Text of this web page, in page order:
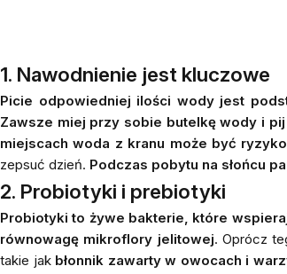
1. Nawodnienie jest kluczowe
Picie odpowiedniej ilości wody jest
Zawsze miej przy sobie butelkę wody i
miejscach woda z kranu może być
zepsuć dzień. Podczas pobytu na słońcu
2. Probiotyki i prebiotyki
Probiotyki to żywe bakterie, które
równowagę mikroflory jelitowej. Oprócz
takie jak błonnik zawarty w owocach i